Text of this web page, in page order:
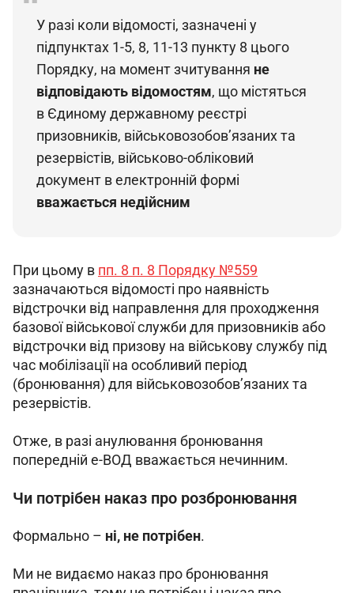
У разі коли відомості, зазначені у
підпунктах 1-5, 8, 11-13 пункту 8 цього
Порядку, на момент зчитування не
відповідають відомостям, що містяться
в Єдиному державному реєстрі
призовників, військовозобов’язаних та
резервістів, військово-обліковий
документ в електронній формі
вважається недійсним
При цьому в пп. 8 п. 8 Порядку №559
зазначаються відомості про наявність
відстрочки від направлення для проходження
базової військової служби для призовників або
відстрочки від призову на військову службу під
час мобілізації на особливий період
(бронювання) для військовозобов’язаних та
резервістів.
Отже, в разі анулювання бронювання
попередній е-ВОД вважається нечинним.
Чи потрібен наказ про розбронювання
Формально – ні, не потрібен.
Ми не видаємо наказ про бронювання